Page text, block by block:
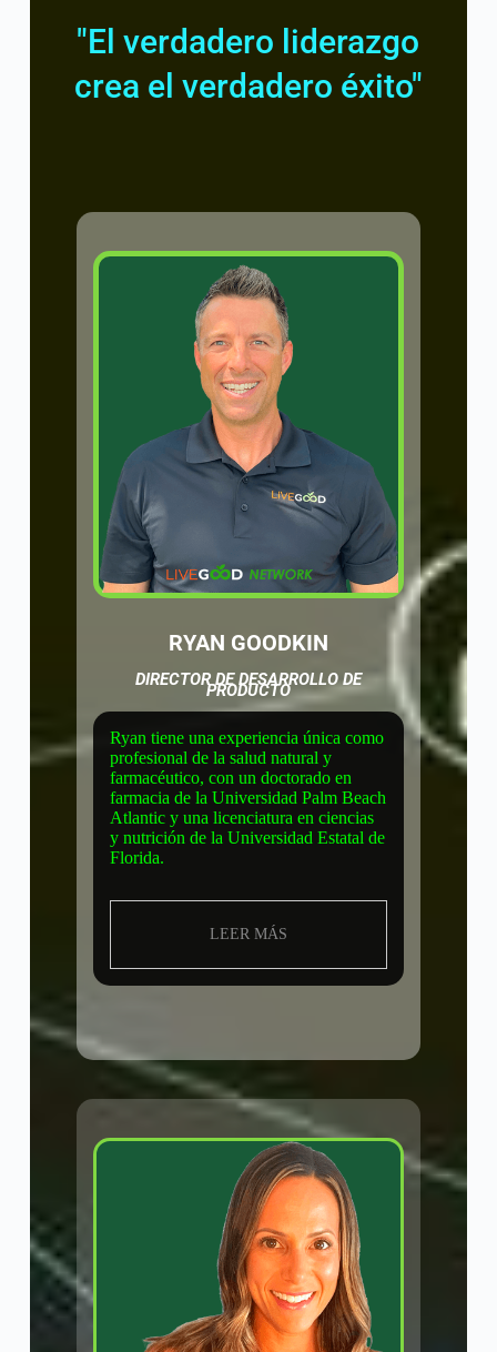
"El verdadero liderazgo
crea el verdadero éxito"
RYAN GOODKIN
DIRECTOR DE DESARROLLO DE
PRODUCTO
Ryan tiene una experiencia única como
profesional de la salud natural y
farmacéutico, con un doctorado en
farmacia de la Universidad Palm Beach
Atlantic y una licenciatura en ciencias
y nutrición de la Universidad Estatal de
Florida.
LEER MÁS